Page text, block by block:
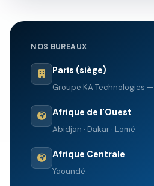
NOS BUREAUX
Paris (siège)
Groupe KA Technologies
Afrique de l'Ouest
Abidjan · Dakar · Lomé
Afrique Centrale
Yaoundé
question surRETICEO.